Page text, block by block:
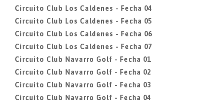
Circuito Club Los Caldenes - Fecha 04
Circuito Club Los Caldenes - Fecha 05
Circuito Club Los Caldenes - Fecha 06
Circuito Club Los Caldenes - Fecha 07
Circuito Club Navarro Golf - Fecha 01
Circuito Club Navarro Golf - Fecha 02
Circuito Club Navarro Golf - Fecha 03
Circuito Club Navarro Golf - Fecha 04